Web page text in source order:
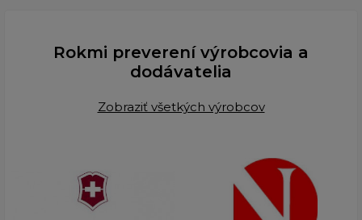
Rokmi preverení výrobcovia a
dodávatelia
Zobraziť všetkých výrobcov